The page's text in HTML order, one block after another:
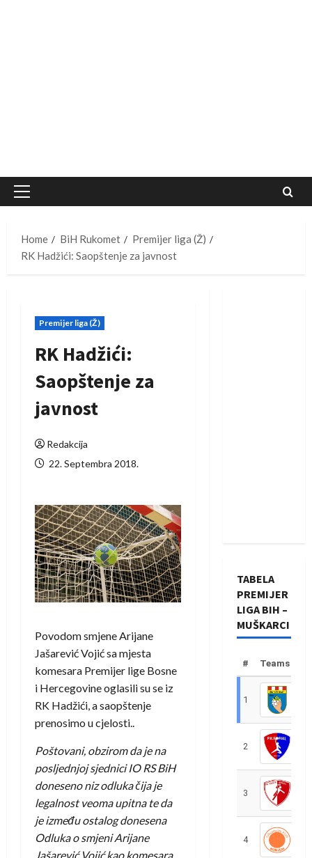
Primary
Home
BiH Rukomet
Premijer liga (Ž)
RK Hadžići: Saopštenje za javnost
Premijer liga (Ž)
RK Hadžići:
Saopštenje za
javnost
Redakcija
22. Septembra 2018.
Povodom smjene Arijane
Jašarević Vojić sa mjesta
komesara Premijer lige Bosne
i Hercegovine oglasili su se iz
RK Hadžići, a saopštenje
prenosimo u cjelosti..
Poštovani, obzirom da je na
posljednjoj sjednici IO RS BiH
doneseno niz odluka čija je
legalnost veoma upitna te da
je između ostalog donesena
Odluka o smjeni Arijane
Jašarević Vojić kao komesara
TABELA
PREMIJER
LIGA BIH –
MUŠKARCI
# Teams
1
2
3
4